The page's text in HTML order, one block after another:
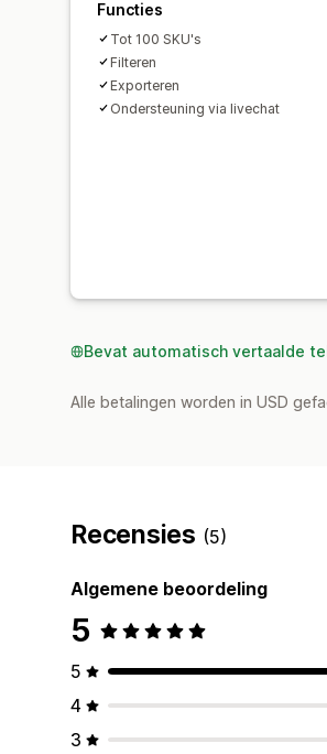
Functies
Tot 100 SKU's
Filteren
Exporteren
Ondersteuning via livechat
Bevat automatisch vertaalde
Alle betalingen worden in USD
Recensies (5)
Algemene beoordeling
5
5
4
3